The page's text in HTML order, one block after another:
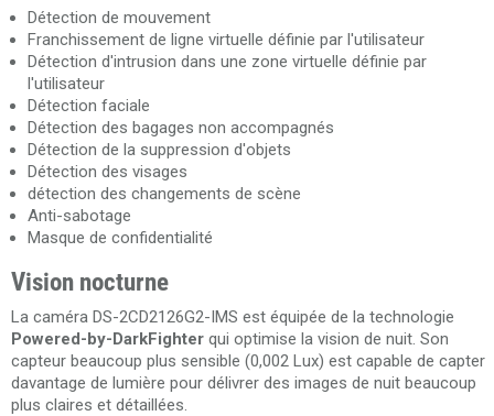
Détection de mouvement
Franchissement de ligne virtuelle définie par l'utilisateur
Détection d'intrusion dans une zone virtuelle définie par
l'utilisateur
Détection faciale
Détection des bagages non accompagnés
Détection de la suppression d'objets
Détection des visages
détection des changements de scène
Anti-sabotage
Masque de confidentialité
Vision nocturne
La caméra DS-2CD2126G2-IMS est équipée de la technologie
Powered-by-DarkFighter qui optimise la vision de nuit. Son
capteur beaucoup plus sensible (0,002 Lux) est capable de capter
davantage de lumière pour délivrer des images de nuit beaucoup
plus claires et détaillées.